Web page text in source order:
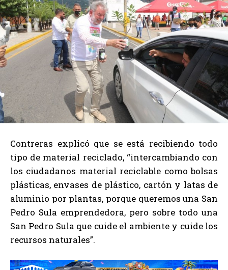
Contreras explicó que se está recibiendo todo
tipo de material reciclado, “intercambiando con
los ciudadanos material reciclable como bolsas
plásticas, envases de plástico, cartón y latas de
aluminio por plantas, porque queremos una San
Pedro Sula emprendedora, pero sobre todo una
San Pedro Sula que cuide el ambiente y cuide los
recursos naturales”.